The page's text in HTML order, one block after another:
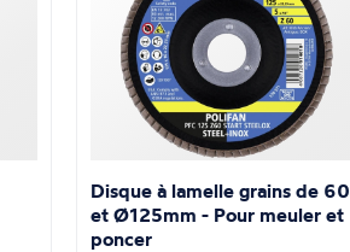
Disque à lamelle grains de 60
et Ø125mm - Pour meuler et
poncer